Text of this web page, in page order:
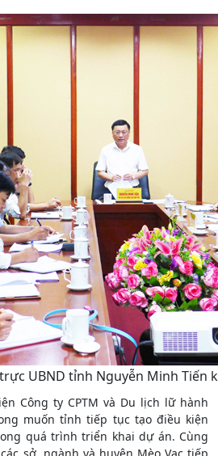
UBND tỉnh Nguyễn Minh Tiến
Công ty CPTM và Du lịch lữ hành
muốn tỉnh tiếp tục tạo điều kiện
quá trình triển khai dự án. Cùng